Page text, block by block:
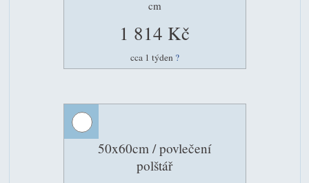
cm
1 814 Kč
cca 1 týden ?
50x60cm / povlečení
polštář